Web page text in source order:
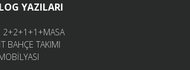
YAZILARI
2+2+1+1+MASA
BAHÇE TAKIMI